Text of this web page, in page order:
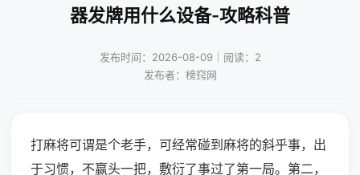
器发牌用什么设备-攻略科普
发布时间：2026-08-09｜阅读：2
发布者：榜窍网
打麻将可谓是个老手，可经常碰到麻将的斜乎事，出
于习惯，不赢头一把，敷衍了事过了第一局。第二，